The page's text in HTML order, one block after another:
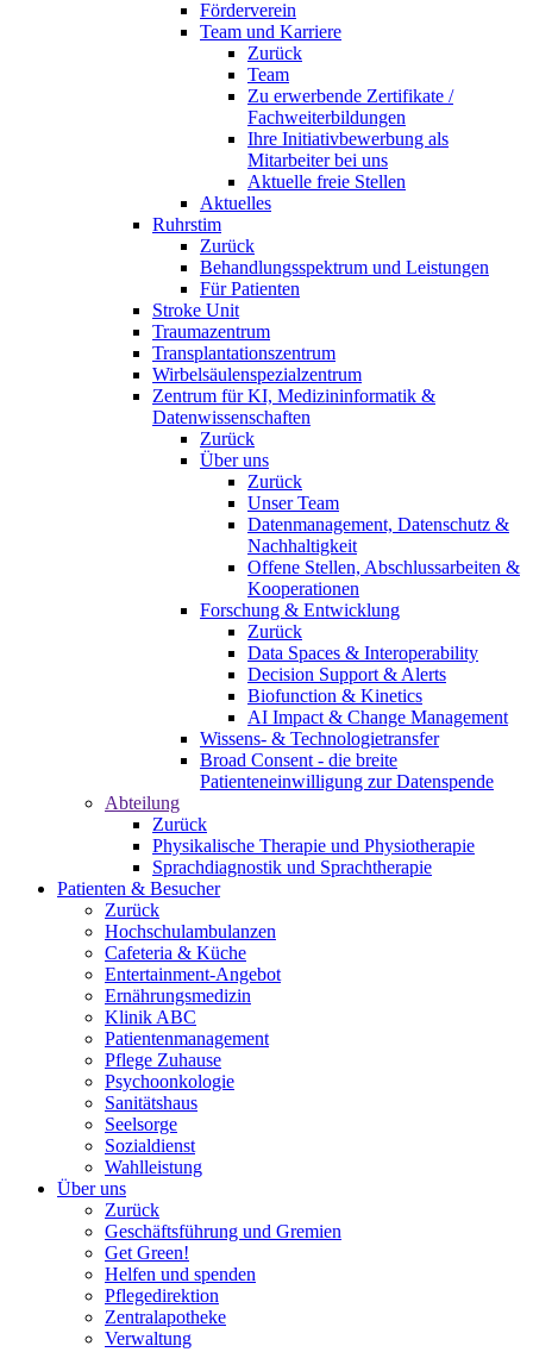
Förderverein
Team und Karriere
Zurück
Team
Zu erwerbende Zertifikate /
Fachweiterbildungen
Ihre Initiativbewerbung als
Mitarbeiter bei uns
Aktuelle freie Stellen
Aktuelles
Ruhrstim
Zurück
Behandlungsspektrum und Leistungen
Für Patienten
Stroke Unit
Traumazentrum
Transplantationszentrum
Wirbelsäulenspezialzentrum
Zentrum für KI, Medizininformatik &
Datenwissenschaften
Zurück
Über uns
Zurück
Unser Team
Datenmanagement, Datenschutz &
Nachhaltigkeit
Offene Stellen, Abschlussarbeiten &
Kooperationen
Forschung & Entwicklung
Zurück
Data Spaces & Interoperability
Decision Support & Alerts
Biofunction & Kinetics
AI Impact & Change Management
Wissens- & Technologietransfer
Broad Consent - die breite
Patienteneinwilligung zur Datenspende
Abteilung
Zurück
Physikalische Therapie und Physiotherapie
Sprachdiagnostik und Sprachtherapie
Patienten & Besucher
Zurück
Hochschulambulanzen
Cafeteria & Küche
Entertainment-Angebot
Ernährungsmedizin
Klinik ABC
Patientenmanagement
Pflege Zuhause
Psychoonkologie
Sanitätshaus
Seelsorge
Sozialdienst
Wahlleistung
Über uns
Zurück
Geschäftsführung und Gremien
Get Green!
Helfen und spenden
Pflegedirektion
Zentralapotheke
Verwaltung